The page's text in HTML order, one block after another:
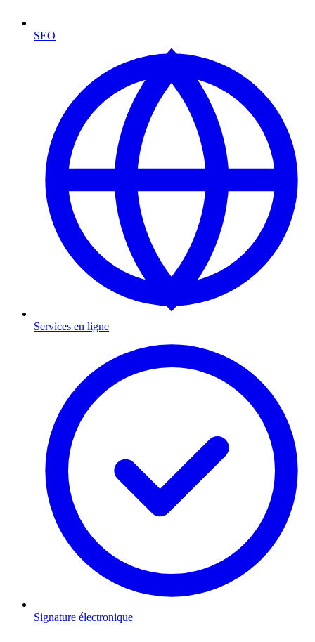
SEO
Services en ligne
Signature électronique